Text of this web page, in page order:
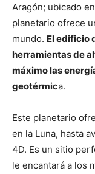
Aragón; ubicado
planetario ofrece
mundo. El edificio
herramientas de
máximo las
geotérmica.
Este planetario
en la Luna, hasta
4D. Es un sitio
le encantará a los